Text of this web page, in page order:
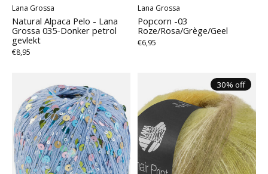
Lana Grossa
Natural Alpaca Pelo - Lana
Grossa 035-Donker petrol
gevlekt
€8,95
Lana Grossa
Popcorn -03
Roze/Rosa/Grège/Geel
€6,95
30% off